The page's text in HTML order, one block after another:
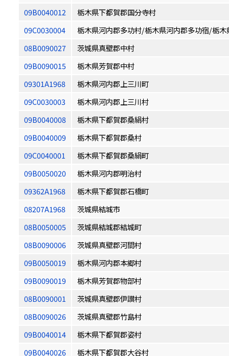
09B0040012
栃木県下都賀郡国分寺村
09C0030004
栃木県河内郡多功村/栃木県河内郡多功宿/栃木
08B0090027
茨城県真壁郡中村
09B0090015
栃木県芳賀郡中村
09301A1968
栃木県河内郡上三川町
09C0030003
栃木県河内郡上三川村
09B0040008
栃木県下都賀郡桑絹村
09B0040009
栃木県下都賀郡桑村
09C0040001
栃木県下都賀郡桑絹町
09B0050020
栃木県河内郡明治村
09362A1968
栃木県下都賀郡石橋町
08207A1968
茨城県結城市
08B0050005
茨城県結城郡結城町
08B0090006
茨城県真壁郡河間村
09B0050019
栃木県河内郡本郷村
09B0090019
栃木県芳賀郡物部村
08B0090001
茨城県真壁郡伊讃村
08B0090026
茨城県真壁郡竹島村
09B0040014
栃木県下都賀郡姿村
09B0040026
栃木県下都賀郡大谷村